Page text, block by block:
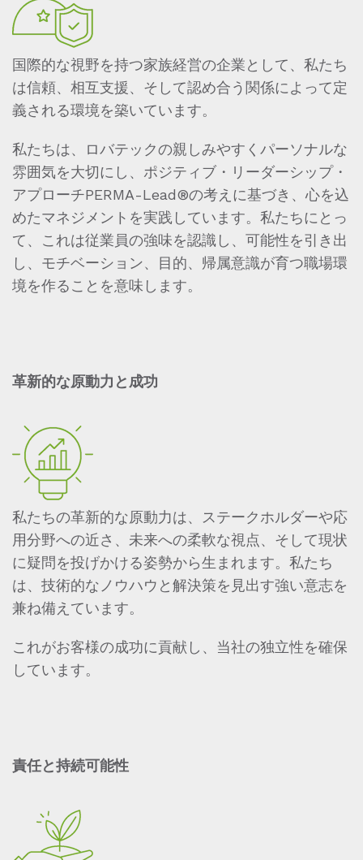
国際的な視野を持つ家族経営の企業として、私たち
は信頼、相互支援、そして認め合う関係によって定
義される環境を築いています。
私たちは、ロバテックの親しみやすくパーソナルな
雰囲気を大切にし、ポジティブ・リーダーシップ・
アプローチPERMA-Lead®の考えに基づき、心を込
めたマネジメントを実践しています。私たちにとっ
て、これは従業員の強味を認識し、可能性を引き出
し、モチベーション、目的、帰属意識が育つ職場環
境を作ることを意味します。
革新的な原動力と成功
私たちの革新的な原動力は、ステークホルダーや応
用分野への近さ、未来への柔軟な視点、そして現状
に疑問を投げかける姿勢から生まれます。私たち
は、技術的なノウハウと解決策を見出す強い意志を
兼ね備えています。
これがお客様の成功に貢献し、当社の独立性を確保
しています。
責任と持続可能性